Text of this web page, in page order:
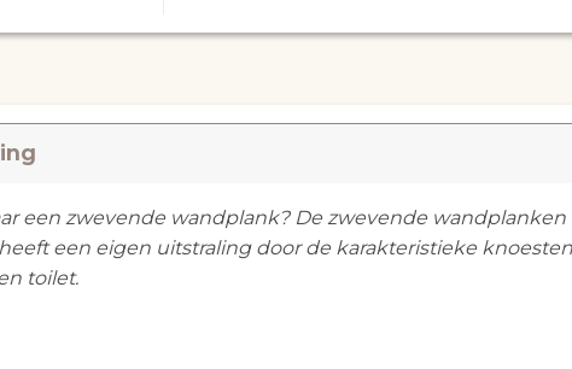
een zwevende wandplank? De zwevende
een eigen uitstraling door de karakteristieke
toilet.